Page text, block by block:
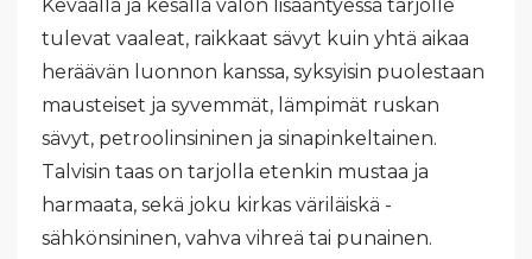
Keväällä ja kesällä valon lisääntyessä tarjolle
tulevat vaaleat, raikkaat sävyt kuin yhtä aikaa
heräävän luonnon kanssa, syksyisin puolestaan
mausteiset ja syvemmät, lämpimät ruskan
sävyt, petroolinsininen ja sinapinkeltainen.
Talvisin taas on tarjolla etenkin mustaa ja
harmaata, sekä joku kirkas väriläiskä -
sähkönsininen, vahva vihreä tai punainen.